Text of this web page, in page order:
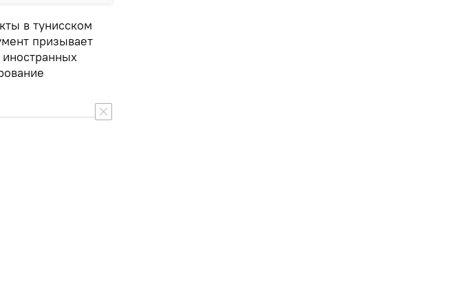
в тунисском
призывает
иностранных